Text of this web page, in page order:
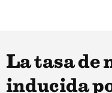
La tasa de
inducida